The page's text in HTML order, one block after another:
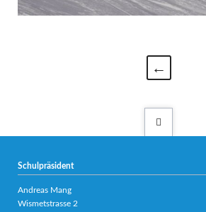
Schulpräsident
Andreas Mang
Wismetstrasse 2